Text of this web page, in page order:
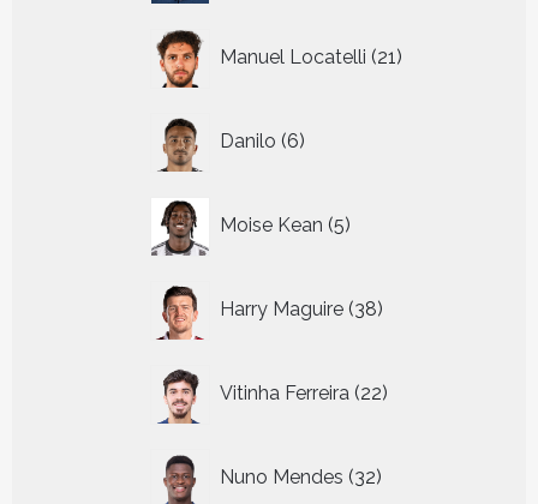
Manuel Locatelli 21
producten
Danilo 6
producten
Moise Kean 5
producten
Harry Maguire 38
producten
Vitinha Ferreira 22
producten
Nuno Mendes 32
producten